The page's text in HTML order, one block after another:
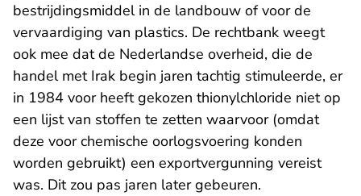
bestrijdingsmiddel in de landbouw of voor de
vervaardiging van plastics. De rechtbank weegt
ook mee dat de Nederlandse overheid, die de
handel met Irak begin jaren tachtig stimuleerde, er
in 1984 voor heeft gekozen thionylchloride niet op
een lijst van stoffen te zetten waarvoor (omdat
deze voor chemische oorlogsvoering konden
worden gebruikt) een exportvergunning vereist
was. Dit zou pas jaren later gebeuren.